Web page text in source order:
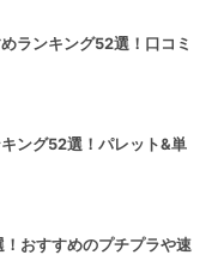
ランキング52選！口コミ
ング52選！パレット&単
おすすめのプチプラや速